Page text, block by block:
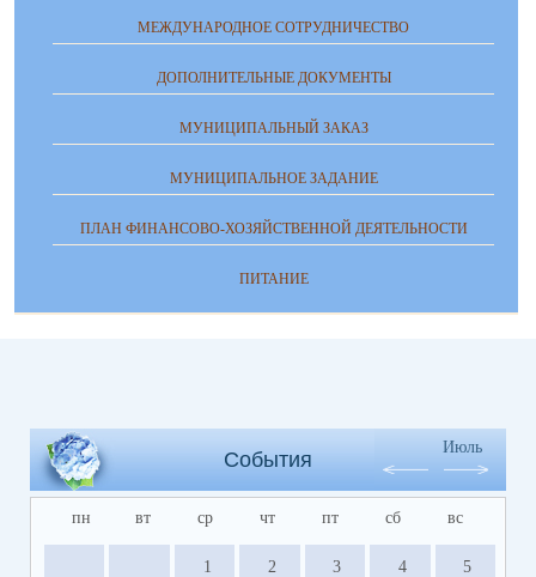
МЕЖДУНАРОДНОЕ СОТРУДНИЧЕСТВО
ДОПОЛНИТЕЛЬНЫЕ ДОКУМЕНТЫ
МУНИЦИПАЛЬНЫЙ ЗАКАЗ
МУНИЦИПАЛЬНОЕ ЗАДАНИЕ
ПЛАН ФИНАНСОВО-ХОЗЯЙСТВЕННОЙ ДЕЯТЕЛЬНОСТИ
ПИТАНИЕ
События
Июль
пн вт ср чт пт сб вс
1 2 3 4 5